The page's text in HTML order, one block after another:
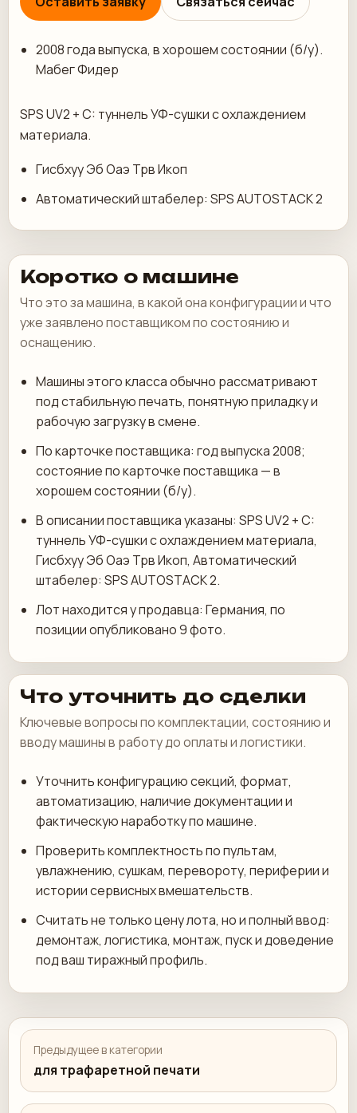
2008 года выпуска, в хорошем состоянии (б/у).
Мабег Фидер
SPS UV2 + C: туннель УФ-сушки с охлаждением
материала.
Гисбхуу Эб Оаэ Трв Икоп
Автоматический штабелер: SPS AUTOSTACK 2
Коротко о машине
Что это за машина, в какой она конфигурации и что
уже заявлено поставщиком по состоянию и
оснащению.
Машины этого класса обычно рассматривают
под стабильную печать, понятную приладку и
рабочую загрузку в смене.
По карточке поставщика: год выпуска 2008;
состояние по карточке поставщика — в
хорошем состоянии (б/у).
В описании поставщика указаны: SPS UV2 + C:
туннель УФ-сушки с охлаждением материала,
Гисбхуу Эб Оаэ Трв Икоп, Автоматический
штабелер: SPS AUTOSTACK 2.
Лот находится у продавца: Германия, по
позиции опубликовано 9 фото.
Что уточнить до сделки
Ключевые вопросы по комплектации, состоянию и
вводу машины в работу до оплаты и логистики.
Уточнить конфигурацию секций, формат,
автоматизацию, наличие документации и
фактическую наработку по машине.
Проверить комплектность по пультам,
увлажнению, сушкам, перевороту, периферии и
истории сервисных вмешательств.
Считать не только цену лота, но и полный ввод:
демонтаж, логистика, монтаж, пуск и доведение
под ваш тиражный профиль.
Предыдущее в категории
для трафаретной печати